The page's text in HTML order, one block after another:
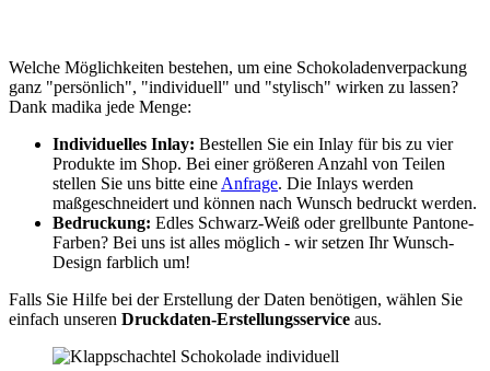
Welche Möglichkeiten bestehen, um eine Schokoladenverpackung
ganz "persönlich", "individuell" und "stylisch" wirken zu lassen?
Dank madika jede Menge:
Individuelles Inlay: Bestellen Sie ein Inlay für bis zu vier
Produkte im Shop. Bei einer größeren Anzahl von Teilen
stellen Sie uns bitte eine Anfrage. Die Inlays werden
maßgeschneidert und können nach Wunsch bedruckt werden.
Bedruckung: Edles Schwarz-Weiß oder grellbunte Pantone-
Farben? Bei uns ist alles möglich - wir setzen Ihr Wunsch-
Design farblich um!
Falls Sie Hilfe bei der Erstellung der Daten benötigen, wählen Sie
einfach unseren Druckdaten-Erstellungsservice aus.